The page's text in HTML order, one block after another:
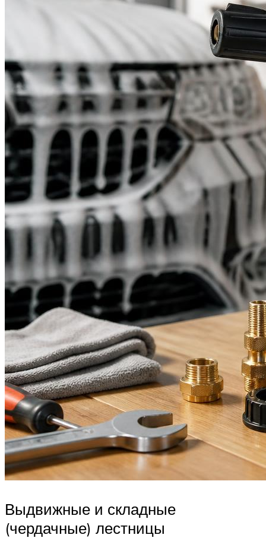
Выдвижные и складные
(чердачные) лестницы